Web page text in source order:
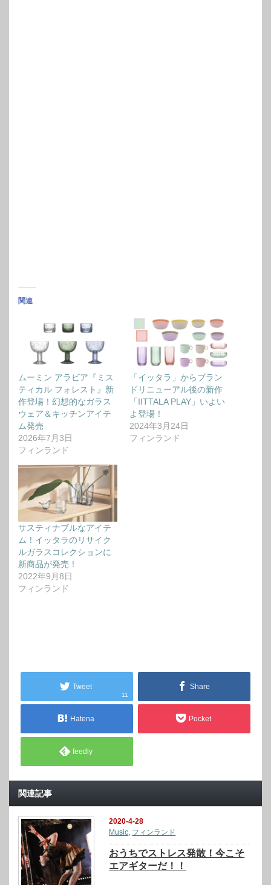
関連
ムーミン アラビア『ミス
ティカル フォレスト』新
作登場！幻想的なガラス
ウェア＆キッチンアイテ
ム発売
2026年7月3日
フィンランド
「イッタラ」からブラン
ドリニューアル後の新作
「IITTALA PLAY」いよい
よ登場！
2024年3月24日
フィンランド
サスティナブルなアイテ
ム！イッタラのリサイク
ルガラスコレクションに
新商品が発売！
2022年9月8日
フィンランド
Tweet
11
Share
Hatena Pocket
feedly
関連記事
2020-4-28
Music, フィンランド
おうちでストレス発散！今こそ
エアギターだ！！